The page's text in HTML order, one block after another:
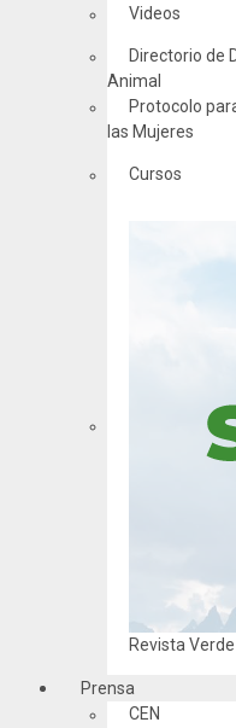
Videos
Directorio de
Animal
Protocolo
las Mujeres
Cursos
Revista Verde
Prensa
CEN